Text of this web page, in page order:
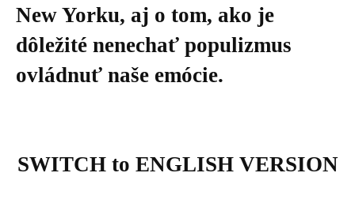
New Yorku, aj o tom, ako je
dôležité nenechať populizmus
ovládnuť naše emócie.
SWITCH to ENGLISH VERSION